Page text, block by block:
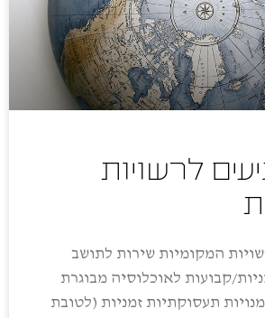
לרשויות
המקומיות שירות לתושב
קבועות לאוכלוסיה מבוגרת
תעסוקתיות זמניות (לטובת